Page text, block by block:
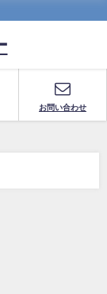
お問い合わせ